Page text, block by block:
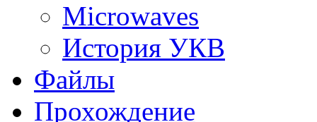
Microwaves
История УКВ
Файлы
Прохождение